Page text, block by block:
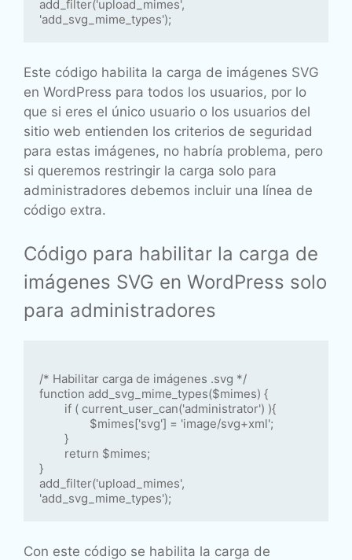
add_filter('upload_mimes',
Este código habilita la carga de imágenes SVG
en WordPress para todos los usuarios, por lo
que si eres el único usuario o los usuarios del
sitio web entienden los criterios de seguridad
para estas imágenes, no habría problema, pero
si queremos restringir la carga solo para
administradores debemos incluir una línea de
código extra.
Código para habilitar la carga de
imágenes SVG en WordPress solo
para administradores
/* Habilitar carga de imágenes .svg */
function add_svg_mime_types($mimes) {
}
add_filter('upload_mimes',
'add_svg_mime_types');
Con este código se habilita la carga de